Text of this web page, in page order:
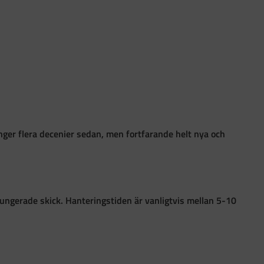
flera decenier sedan, men fortfarande helt nya och
skick. Hanteringstiden är vanligtvis mellan 5-10